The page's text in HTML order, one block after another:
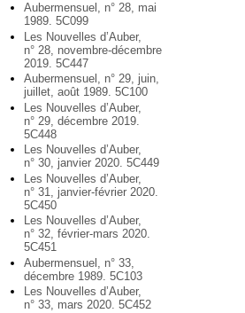
Aubermensuel, n° 28, mai
1989. 5C099
Les Nouvelles d’Auber,
n° 28, novembre-décembre
2019. 5C447
Aubermensuel, n° 29, juin,
juillet, août 1989. 5C100
Les Nouvelles d’Auber,
n° 29, décembre 2019.
5C448
Les Nouvelles d’Auber,
n° 30, janvier 2020. 5C449
Les Nouvelles d’Auber,
n° 31, janvier-février 2020.
5C450
Les Nouvelles d’Auber,
n° 32, février-mars 2020.
5C451
Aubermensuel, n° 33,
décembre 1989. 5C103
Les Nouvelles d’Auber,
n° 33, mars 2020. 5C452